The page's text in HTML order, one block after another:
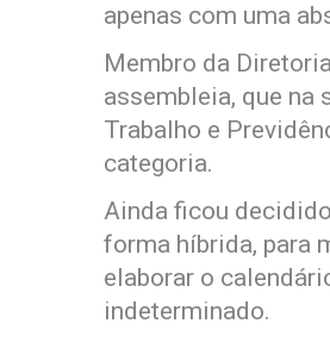
apenas com uma
Membro da
assembleia, que na
Trabalho e
categoria.
Ainda ficou
forma híbrida, para
elaborar o
indeterminado.